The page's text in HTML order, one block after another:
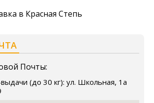
в Красная Степь
Почты:
(до 30 кг): ул. Школьная, 1а